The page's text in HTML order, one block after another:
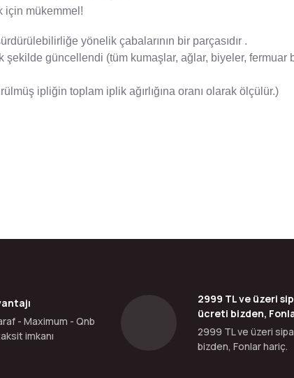
için mükemmel!
yönelik çabalarının bir parçasıdır .
güncellendi (tüm kumaşlar, ağlar, biyeler, fermuar
ipliğin toplam iplik ağırlığına oranı olarak ölçülür.)
tarafımıza iletebilirsiniz.
- Maximum - Qnb
imkanı
2999 TL ve üzeri
ücreti bizden,
2999 TL ve üzeri
bizden, Fonlar hariç.